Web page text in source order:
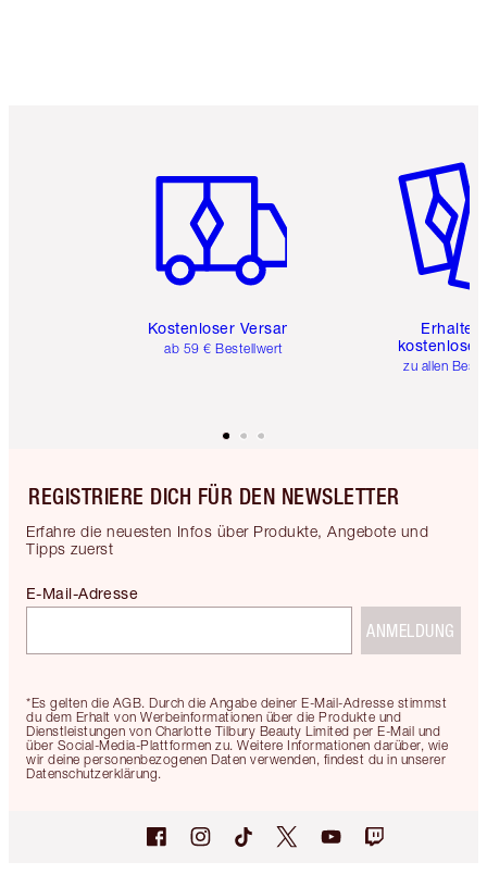
Kostenloser Versand
ab 59 € Bestellwert
Erhalte
kostenlose
zu allen
REGISTRIERE DICH FÜR DEN NEWSLETTER
Erfahre die neuesten Infos über Produkte, Angebote und
Tipps zuerst
*Es gelten die AGB. Durch die Angabe deiner E-Mail-Adresse stimmst
du dem Erhalt von Werbeinformationen über die Produkte und
Dienstleistungen von Charlotte Tilbury Beauty Limited per E-Mail und
über Social-Media-Plattformen zu. Weitere Informationen darüber, wie
wir deine personenbezogenen Daten verwenden, findest du in unserer
Datenschutzerklärung.
E-Mail-Adresse
ANMELDUNG